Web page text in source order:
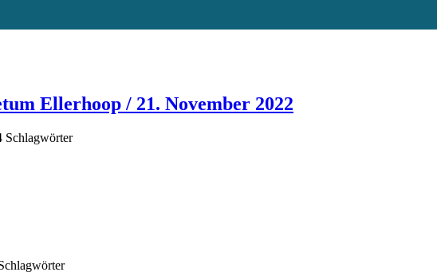
Ellerhoop / 21. November 2022
Schlagwörter